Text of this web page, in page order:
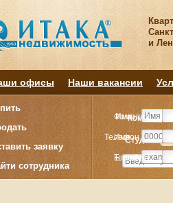
и
офисы Наши вакансии
заявку
сотрудника
Комнату
Студия
Комнату
Студия
Имя
Телефон
E-mail
Фамилия
Имя
Телефон